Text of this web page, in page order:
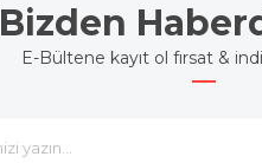
Bizden
E-Bültene kayıt ol fırsat &